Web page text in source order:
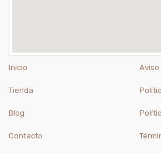
Inicio
Tienda
Blog
Contacto
Aviso